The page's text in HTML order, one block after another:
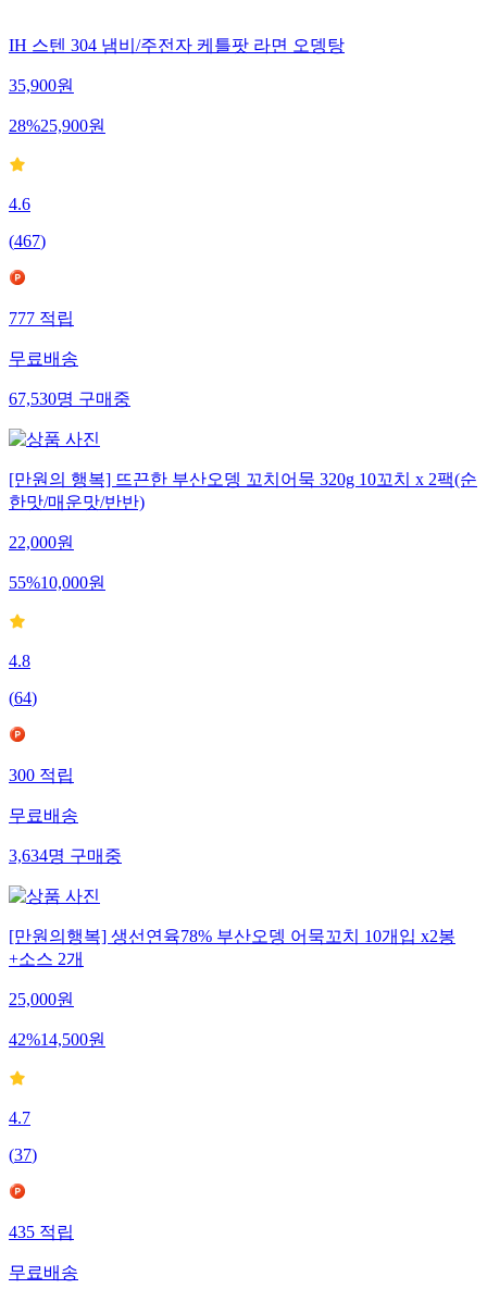
IH 스텐 304 냄비/주전자 케틀팟 라면 오뎅탕
35,900원
28%25,900원
4.6
(467)
777적립
무료배송
67,530명구매중
[만원의 행복] 뜨끈한 부산오뎅 꼬치어묵 320g 10꼬치 x 2팩(순
한맛/매운맛/반반)
22,000원
55%10,000원
4.8
(64)
300적립
무료배송
3,634명구매중
[만원의행복] 생선연육78% 부산오뎅 어묵꼬치 10개입 x2봉
+소스 2개
25,000원
42%14,500원
4.7
(37)
435적립
무료배송